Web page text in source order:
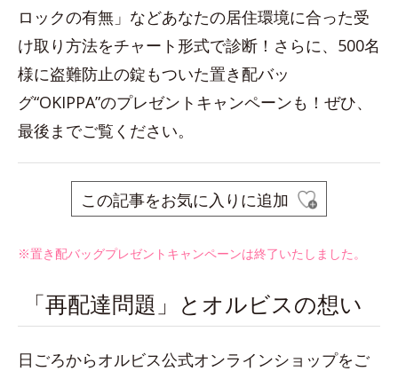
ロックの有無」などあなたの居住環境に合った受
け取り方法をチャート形式で診断！さらに、500名
様に盗難防止の錠もついた置き配バッ
グ“OKIPPA”のプレゼントキャンペーンも！ぜひ、
最後までご覧ください。
この記事をお気に入りに追加
※置き配バッグプレゼントキャンペーンは終了いたしました。
「再配達問題」とオルビスの想い
日ごろからオルビス公式オンラインショップをご